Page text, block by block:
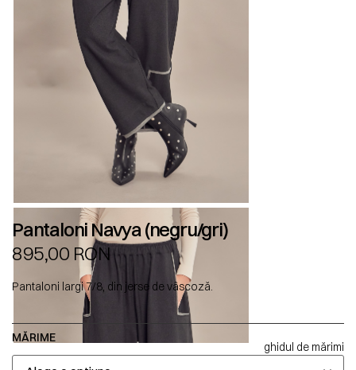
Pantaloni Navya (negru/gri)
895,00 RON
Pantaloni largi 7/8, din jerse de vâscoză.
MĂRIME
ghidul de mărimi